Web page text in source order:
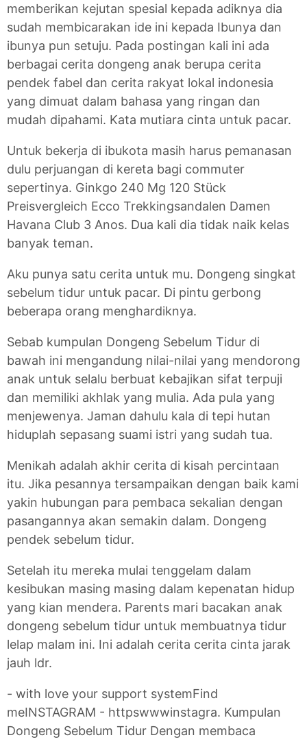
memberikan kejutan spesial kepada adiknya dia
sudah membicarakan ide ini kepada Ibunya dan
ibunya pun setuju. Pada postingan kali ini ada
berbagai cerita dongeng anak berupa cerita
pendek fabel dan cerita rakyat lokal indonesia
yang dimuat dalam bahasa yang ringan dan
mudah dipahami. Kata mutiara cinta untuk pacar.
Untuk bekerja di ibukota masih harus pemanasan
dulu perjuangan di kereta bagi commuter
sepertinya. Ginkgo 240 Mg 120 Stück
Preisvergleich Ecco Trekkingsandalen Damen
Havana Club 3 Anos. Dua kali dia tidak naik kelas
banyak teman.
Aku punya satu cerita untuk mu. Dongeng singkat
sebelum tidur untuk pacar. Di pintu gerbong
beberapa orang menghardiknya.
Sebab kumpulan Dongeng Sebelum Tidur di
bawah ini mengandung nilai-nilai yang mendorong
anak untuk selalu berbuat kebajikan sifat terpuji
dan memiliki akhlak yang mulia. Ada pula yang
menjewenya. Jaman dahulu kala di tepi hutan
hiduplah sepasang suami istri yang sudah tua.
Menikah adalah akhir cerita di kisah percintaan
itu. Jika pesannya tersampaikan dengan baik kami
yakin hubungan para pembaca sekalian dengan
pasangannya akan semakin dalam. Dongeng
pendek sebelum tidur.
Setelah itu mereka mulai tenggelam dalam
kesibukan masing masing dalam kepenatan hidup
yang kian mendera. Parents mari bacakan anak
dongeng sebelum tidur untuk membuatnya tidur
lelap malam ini. Ini adalah cerita cerita cinta jarak
jauh ldr.
- with love your support systemFind
meINSTAGRAM - httpswwwinstagra. Kumpulan
Dongeng Sebelum Tidur Dengan membaca